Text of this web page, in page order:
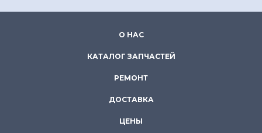
О НАС
КАТАЛОГ ЗАПЧАСТЕЙ
РЕМОНТ
ДОСТАВКА
ЦЕНЫ